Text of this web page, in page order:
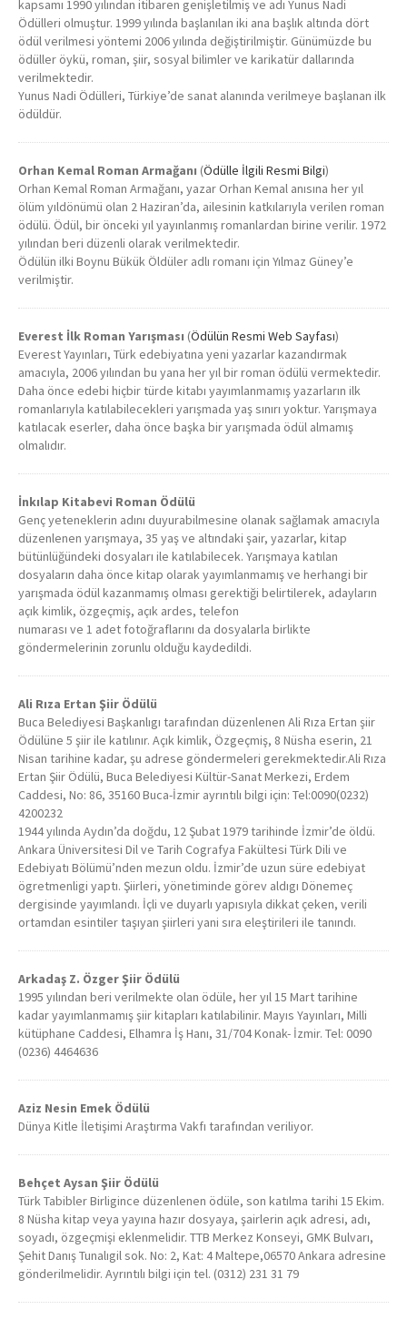
kapsamı 1990 yılından itibaren genişletilmiş ve adı Yunus Nadi
Ödülleri olmuştur. 1999 yılında başlanılan iki ana başlık altında dört
ödül verilmesi yöntemi 2006 yılında değiştirilmiştir. Günümüzde bu
ödüller öykü, roman, şiir, sosyal bilimler ve karikatür dallarında
verilmektedir.
Yunus Nadi Ödülleri, Türkiye’de sanat alanında verilmeye başlanan ilk
ödüldür.
Orhan Kemal Roman Armağanı (Ödülle İlgili Resmi Bilgi)
Orhan Kemal Roman Armağanı, yazar Orhan Kemal anısına her yıl
ölüm yıldönümü olan 2 Haziran’da, ailesinin katkılarıyla verilen roman
ödülü. Ödül, bir önceki yıl yayınlanmış romanlardan birine verilir. 1972
yılından beri düzenli olarak verilmektedir.
Ödülün ilki Boynu Bükük Öldüler adlı romanı için Yılmaz Güney’e
verilmiştir.
Everest İlk Roman Yarışması (Ödülün Resmi Web Sayfası)
Everest Yayınları, Türk edebiyatına yeni yazarlar kazandırmak
amacıyla, 2006 yılından bu yana her yıl bir roman ödülü vermektedir.
Daha önce edebi hiçbir türde kitabı yayımlanmamış yazarların ilk
romanlarıyla katılabilecekleri yarışmada yaş sınırı yoktur. Yarışmaya
katılacak eserler, daha önce başka bir yarışmada ödül almamış
olmalıdır.
İnkılap Kitabevi Roman Ödülü
Genç yeteneklerin adını duyurabilmesine olanak sağlamak amacıyla
düzenlenen yarışmaya, 35 yaş ve altındaki şair, yazarlar, kitap
bütünlüğündeki dosyaları ile katılabilecek. Yarışmaya katılan
dosyaların daha önce kitap olarak yayımlanmamış ve herhangi bir
yarışmada ödül kazanmamış olması gerektiği belirtilerek, adayların
açık kimlik, özgeçmiş, açık ardes, telefon
numarası ve 1 adet fotoğraflarını da dosyalarla birlikte
göndermelerinin zorunlu olduğu kaydedildi.
Ali Rıza Ertan Şiir Ödülü
Buca Belediyesi Başkanlıgı tarafından düzenlenen Ali Rıza Ertan şiir
Ödülüne 5 şiir ile katılınır. Açık kimlik, Özgeçmiş, 8 Nüsha eserin, 21
Nisan tarihine kadar, şu adrese göndermeleri gerekmektedir.Ali Rıza
Ertan Şiir Ödülü, Buca Belediyesi Kültür-Sanat Merkezi, Erdem
Caddesi, No: 86, 35160 Buca-İzmir ayrıntılı bilgi için: Tel:0090(0232)
4200232
1944 yılında Aydın’da doğdu, 12 Şubat 1979 tarihinde İzmir’de öldü.
Ankara Üniversitesi Dil ve Tarih Cografya Fakültesi Türk Dili ve
Edebiyatı Bölümü’nden mezun oldu. İzmir’de uzun süre edebiyat
ögretmenligi yaptı. Şiirleri, yönetiminde görev aldıgı Dönemeç
dergisinde yayımlandı. İçli ve duyarlı yapısıyla dikkat çeken, verili
ortamdan esintiler taşıyan şiirleri yani sıra eleştirileri ile tanındı.
Arkadaş Z. Özger Şiir Ödülü
1995 yılından beri verilmekte olan ödüle, her yıl 15 Mart tarihine
kadar yayımlanmamış şiir kitapları katılabilinir. Mayıs Yayınları, Milli
kütüphane Caddesi, Elhamra İş Hanı, 31/704 Konak- İzmir. Tel: 0090
(0236) 4464636
Aziz Nesin Emek Ödülü
Dünya Kitle İletişimi Araştırma Vakfı tarafından veriliyor.
Behçet Aysan Şiir Ödülü
Türk Tabibler Birligince düzenlenen ödüle, son katılma tarihi 15 Ekim.
8 Nüsha kitap veya yayına hazır dosyaya, şairlerin açık adresi, adı,
soyadı, özgeçmişi eklenmelidir. TTB Merkez Konseyi, GMK Bulvarı,
Şehit Danış Tunalıgil sok. No: 2, Kat: 4 Maltepe,06570 Ankara adresine
gönderilmelidir. Ayrıntılı bilgi için tel. (0312) 231 31 79